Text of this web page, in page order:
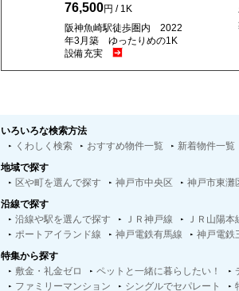
76,500円 / 1K
阪神魚崎駅徒歩圏内 2022
年3月築 ゆったりめの1K
設備充実
いろいろな検索方法
くわしく検索
おすすめ物件一覧 新着物件一覧
地域で探す
区や町を選んで探す
神戸市中央区 神戸市東灘
沿線で探す
沿線や駅を選んで探す
ＪＲ神戸線 ＪＲ山陽本
ポートアイランド線
神戸電鉄有馬線 神戸電鉄
特集から探す
敷金・礼金ゼロ
ペットと一緒に暮らしたい！
ファミリーマンション
シングルでセパレート